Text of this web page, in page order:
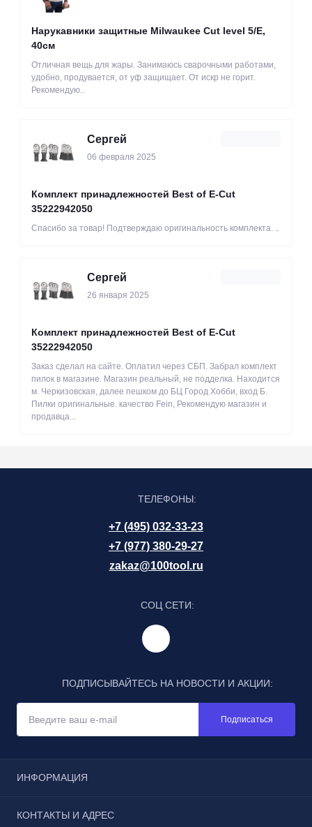
Нарукавники защитные Milwaukee Cut level 5/Е,
40см
Отличная вещь для жары. Занимаюсь сварочными работами,
удобно, продувается, от уф защищает. От искр не горит.
Рекомендую..
Сергей
06 февраля 2025
Комплект принадлежностей Best of E-Cut
35222942050
Спасибо за товар! Подтверждаю оригинальность комплекта. ..
Сергей
26 января 2025
Комплект принадлежностей Best of E-Cut
35222942050
Заказ сделал на сайте. Оплатил через СБП. Забрал комплект
пилок в магазине. Магазин реальный, не подделка. Находится
м. Черкизовская, далее пешком до БЦ Город Хобби, вход Б.
Пилки оригинальные. качество Fein, Рекомендую магазин и
продавца...
ТЕЛЕФОНЫ:
+7 (495) 032-33-23
+7 (977) 380-29-27
zakaz@100tool.ru
СОЦ СЕТИ:
ПОДПИСЫВАЙТЕСЬ НА НОВОСТИ И АКЦИИ:
Подписаться
ИНФОРМАЦИЯ
Реквизиты
КОНТАКТЫ И АДРЕС